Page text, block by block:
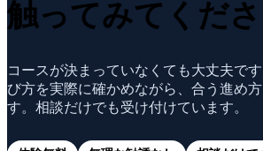
触ってみてくださ
コースが決まっていなくても大丈夫で
び方を実際に確かめながら、合う進め
す。相談だけでも受け付けています。